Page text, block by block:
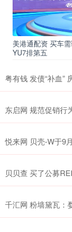
美港通配资 买车
YU7排第五
粤有钱 发债“补血”
东启网 规范促销行
悦来网 贝壳-W于9
贝贝查 买了公募
千汇网 粉墙黛瓦：